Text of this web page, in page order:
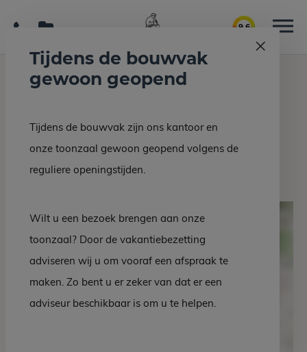
9.6
Home Grafmonumenten Grafsteen EM 69-10
Grafsteen EM 69-10
Tijdens de bouwvak
gewoon geopend
Tijdens de bouwvak zijn ons kantoor en
onze toonzaal gewoon geopend volgens de
reguliere openingstijden.
Wilt u een bezoek brengen aan onze
toonzaal? Door de vakantiebezetting
adviseren wij u om vooraf een afspraak te
maken. Zo bent u er zeker van dat er een
adviseur beschikbaar is om u te helpen.